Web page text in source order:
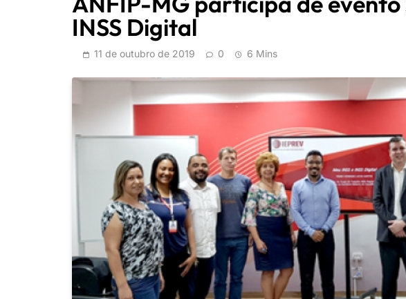
INSS Digital
11 de outubro de 2019 0 6 Mins